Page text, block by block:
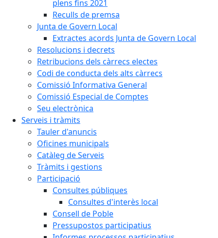
plens fins 2021
Reculls de premsa
Junta de Govern Local
Extractes acords Junta de Govern Local
Resolucions i decrets
Retribucions dels càrrecs electes
Codi de conducta dels alts càrrecs
Comissió Informativa General
Comissió Especial de Comptes
Seu electrònica
Serveis i tràmits
Tauler d'anuncis
Oficines municipals
Catàleg de Serveis
Tràmits i gestions
Participació
Consultes públiques
Consultes d'interès local
Consell de Poble
Pressupostos participatius